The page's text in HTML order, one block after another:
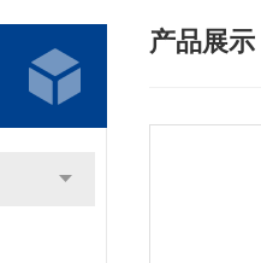
产品展示